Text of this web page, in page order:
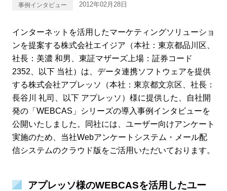
事例インタビュー 2012年02月28日
インターネットを活用したマーケティングソリューショ
ンを提案する株式会社エイジア（本社：東京都品川区、
社長：美濃 和男、東証マザーズ上場：証券コード
2352、以下 当社）は、データ連携ソフトウェアを提供
する株式会社アプレッソ（本社：東京都文京区、社長：
長谷川 礼司、以下 アプレッソ）様に提供した、自社開
発の「WEBCAS」シリーズの導入事例インタビューを
公開いたしました。同社には、ユーザー向けアンケート
実施のため、当社Webアンケートシステム・メール配
信システムのクラウド版をご活用いただいております。
アプレッソ様のWEBCASを活用したユー